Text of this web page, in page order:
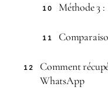
10 Méthode 3 :
11
12
Comment
WhatsApp